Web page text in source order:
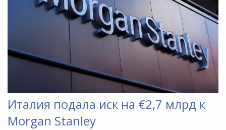
Италия подала иск на €2,7 млрд к
Morgan Stanley